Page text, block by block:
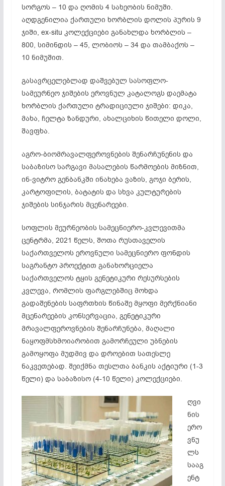
სორგოს – 10 და ღომის 4 სახეობის ნიმუში.
აღდგენილია ქართული ხორბლის დოლის პურის 9
ჯიში, ex-situ კოლექციები განახლდა ხორბლის –
800, სიმინდის – 45, ლობიოს – 34 და თამბაქოს –
10 ნიმუშით.
გასავრცელებლად დაშვებულ სასოფლო-
სამეურნეო ჯიშების ეროვნულ კატალოგს დაემატა
ხორბლის ქართული ტრადიციული ჯიშები: დიკა,
მახა, ჩელტა ზანდური, ახალციხის წითელი დოლი,
შავფხა.
აგრო-ბიომრავალფეროვნების შენარჩუნენის და
საბაზისო სარგავი მასალების წარმოების მიზნით,
ინ-ვიტრო გენბანკში ინახება ვაზის, გოჯი ბერის,
კარტოფილის, ბატატის და სხვა კულტურების
ჯიშების სინჯარის მცენარეები.
სოფლის მეურნეობის სამეცნიერო-კვლევითმა
ცენტრმა, 2021 წელს, შოთა რუსთაველის
საქართველოს ეროვნული სამეცნიერო ფონდის
საგრანტო პროექტით განახორციელა
საქართველოს ტყის გენეტიკური რესურსების
კვლევა, რომლის ფარგლებშიც მოხდა
გადაშენების საფრთხის წინაშე მყოფი მერქნიანი
მცენარეების კონსერვაცია, გენეტიკური
მრავალფეროვნების შენარჩუნება, მაღალი
ნაყოფმსხმოიარობით გამორჩეული უბნების
გამოყოფა მუდმივ და დროებით სათესლე
ნაკვეთებად. შეიქმნა თესლთა ბანკის აქტიური (1-3
წელი) და საბაზისო (4-10 წელი) კოლექციები.
ღვი
ნის
ერო
ვნუ
ლს
სააგ
ენტ